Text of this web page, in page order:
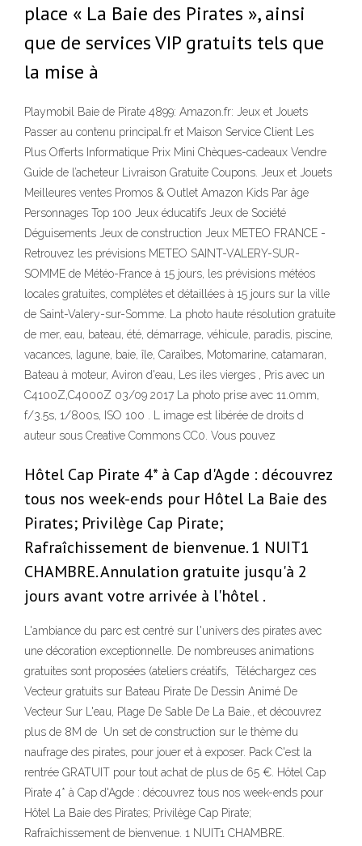
place « La Baie des Pirates », ainsi
que de services VIP gratuits tels que
la mise à
Playmobil Baie de Pirate 4899: Amazon.fr: Jeux et Jouets
Passer au contenu principal.fr et Maison Service Client Les
Plus Offerts Informatique Prix Mini Chèques-cadeaux Vendre
Guide de l’acheteur Livraison Gratuite Coupons. Jeux et Jouets
Meilleures ventes Promos & Outlet Amazon Kids Par âge
Personnages Top 100 Jeux éducatifs Jeux de Société
Déguisements Jeux de construction Jeux METEO FRANCE -
Retrouvez les prévisions METEO SAINT-VALERY-SUR-
SOMME de Météo-France à 15 jours, les prévisions météos
locales gratuites, complètes et détaillées à 15 jours sur la ville
de Saint-Valery-sur-Somme. La photo haute résolution gratuite
de mer, eau, bateau, été, démarrage, véhicule, paradis, piscine,
vacances, lagune, baie, île, Caraïbes, Motomarine, catamaran,
Bateau à moteur, Aviron d'eau, Les iles vierges , Pris avec un
C4100Z,C4000Z 03/09 2017 La photo prise avec 11.0mm,
f/3.5s, 1/800s, ISO 100 . L image est libérée de droits d
auteur sous Creative Commons CC0. Vous pouvez
Hôtel Cap Pirate 4* à Cap d'Agde : découvrez
tous nos week-ends pour Hôtel La Baie des
Pirates; Privilège Cap Pirate;
Rafraîchissement de bienvenue. 1 NUIT1
CHAMBRE. Annulation gratuite jusqu'à 2
jours avant votre arrivée à l'hôtel .
L'ambiance du parc est centré sur l'univers des pirates avec
une décoration exceptionnelle. De nombreuses animations
gratuites sont proposées (ateliers créatifs, Téléchargez ces
Vecteur gratuits sur Bateau Pirate De Dessin Animé De
Vecteur Sur L'eau, Plage De Sable De La Baie., et découvrez
plus de 8M de Un set de construction sur le thème du
naufrage des pirates, pour jouer et à exposer. Pack C'est la
rentrée GRATUIT pour tout achat de plus de 65 €. Hôtel Cap
Pirate 4* à Cap d'Agde : découvrez tous nos week-ends pour
Hôtel La Baie des Pirates; Privilège Cap Pirate;
Rafraîchissement de bienvenue. 1 NUIT1 CHAMBRE.